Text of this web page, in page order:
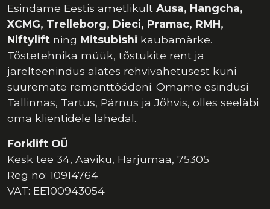
Esindame Eestis ametlikult Ausa, Hangcha,
XCMG, Trelleborg, Dieci, Pramac, RMH,
Niftylift ning Mitsubishi kaubamärke.
Tõstetehnika müük, tõstukite rent ja
järelteenindus alates rehvivahetusest kuni
suuremate remonttöödeni. Omame esindusi
Tallinnas, Tartus, Pärnus ja Jõhvis, olles seeläbi
oma klientidele lähedal.
Forklift OÜ
Kesk tee 34, Aaviku, Harjumaa, 75305
Reg no: 10914764
VAT: EE100943054